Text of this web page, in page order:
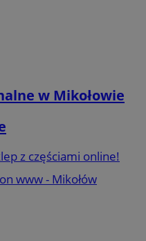
w Mikołowie
z częściami online!
www - Mikołów